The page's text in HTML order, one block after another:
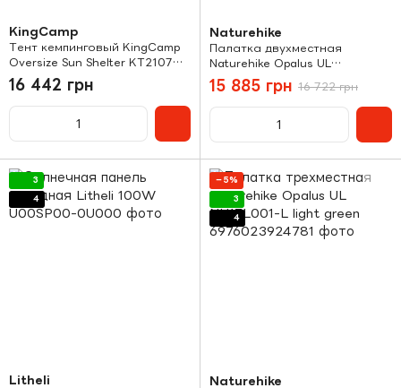
KingCamp
Тент кемпинговый KingCamp
Oversize Sun Shelter KT2107
blue/grey
16 442 грн
Naturehike
Палатка двухместная
Naturehike Opalus UL
CNK2450WS036 dark-green
15 885 грн 16 722 грн
3
4
Litheli
−5%
3
4
Naturehike